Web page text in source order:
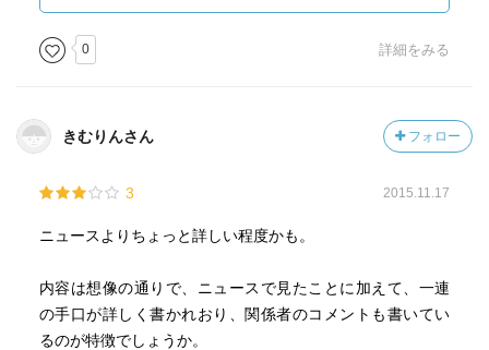
佐村河内の虚像を大きくする事に加担し、
「佐村河内なるもの」に対しての警鐘の一文が良い。
「佐村河内なるものはいる、私の中にも、あなたの中に
権威を持って嘘をつけば人はなびくと囁きながらー。」
河内作品〉の《ソナチネ》を使うことで迷惑をかけてはい
けないというのは実は表向きの理由だった。障害を弄んで
はいけないという社会の良識を自分の嘘の隠れ蓑に利用し
る。
著者の神山も佐村河内のプロデューサーとしての才能を
が嘘をついたことを謝罪するのではなく、嘘がばれたこと
を利害関係者に謝罪しているだけであることにたいそう失
た、新垣がこの関係を終わらせようと説得にかかりはじめ
た頃に、ある音大生を第二の新垣にすべく画策していたこ
とも暴露されている。佐村河内守氏には出直してよい道を
0 詳細をみる
きむりんさん フォロー
3 2015.11.17
ニュースよりちょっと詳しい程度かも。
内容は想像の通りで、ニュースで見たことに加えて、一連
の手口が詳しく書かれおり、関係者のコメントも書いてい
るのが特徴でしょうか。